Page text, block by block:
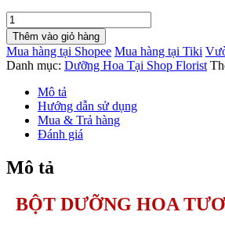
Bột
Dưỡng
Hoa
Tươi
Lâu
Longlife
1KG
Nhập
Israel
Dành
Shop
Hoa
Thêm vào giỏ hàng
Mua hàng tại Shopee Mua hàng tại Tiki
Danh mục: Dưỡng Hoa Tại Shop Florist
Mô tả
Hướng dẫn sử dụng
Mua & Trả hàng
Đánh giá
Mô tả
BỘT DƯỠNG HOA